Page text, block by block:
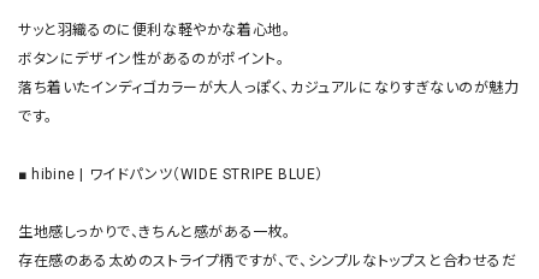
サッと羽織るのに便利な軽やかな着心地。
ボタンにデザイン性があるのがポイント。
落ち着いたインディゴカラーが大人っぽく、カジュアルになりすぎないのが魅力
です。
■ hibine | ワイドパンツ（WIDE STRIPE BLUE）
生地感しっかりで、きちんと感がある一枚。
存在感のある太めのストライプ柄ですが、で、シンプルなトップスと合わせるだ